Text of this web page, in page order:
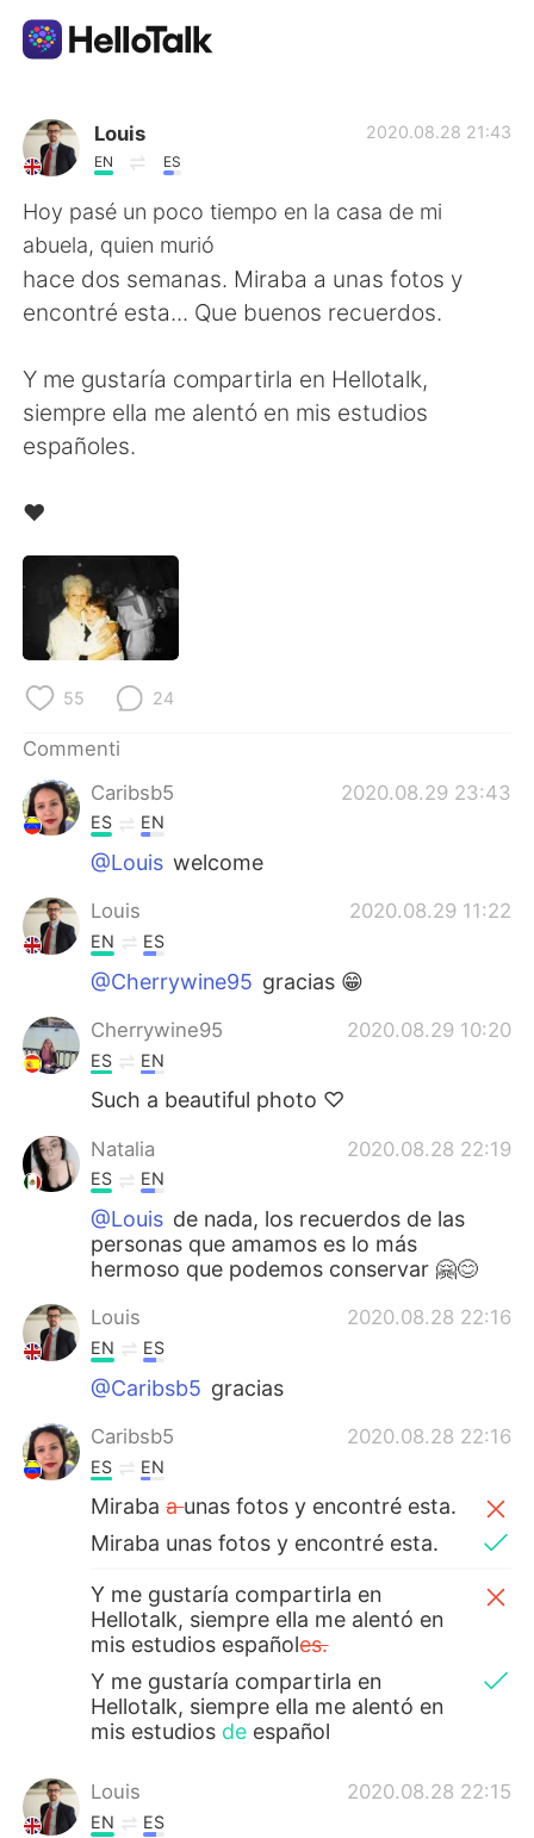
App di scambio linguistico
AI Grammar Checker
Italiano
繁體中文 Español
한국어
ไทย
Português
Louis
EN ES
2020.08.28 21:43
Hoy pasé un poco tiempo en la casa de mi
abuela, quien murió
hace dos semanas. Miraba a unas fotos y
encontré esta... Que buenos recuerdos.
Y me gustaría compartirla en Hellotalk,
siempre ella me alentó en mis estudios
españoles.
❤️
55 24
Commenti
Caribsb5
2020.08.29 23:43
ES EN
@Louis welcome
Louis 2020.08.29 11:22
EN ES
@Cherrywine95 gracias 😁
Cherrywine95 2020.08.29 10:20
ES EN
Such a beautiful photo ♡
Natalia 2020.08.28 22:19
ES EN
@Louis de nada, los recuerdos de las
personas que amamos es lo más
hermoso que podemos conservar 🤗😊
Louis 2020.08.28 22:16
EN ES
@Caribsb5 gracias
Caribsb5 2020.08.28 22:16
ES EN
Mirabaaunas fotos y encontré esta.
Miraba unas fotos y encontré esta.
Y me gustaría compartirla en
Hellotalk, siempre ella me alentó en
mis estudios españoles.
Y me gustaría compartirla en
Hellotalk, siempre ella me alentó en
mis estudios de español
Louis 2020.08.28 22:15
EN ES